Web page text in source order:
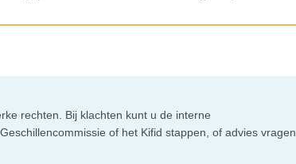
rechten. Bij klachten kunt u de interne
of het Kifid stappen, of advies vragen